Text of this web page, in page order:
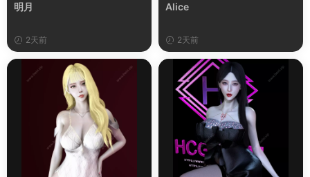
明月
2天前
Alice
2天前